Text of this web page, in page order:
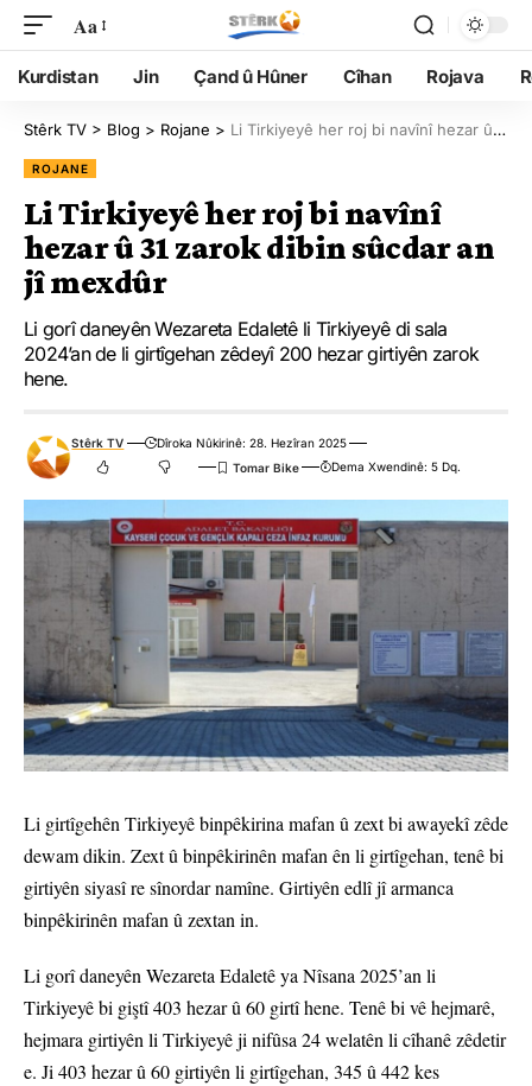
Aa
Kurdistan Jin Çand û Hûner Cîhan Rojava
Stêrk TV > Blog > Rojane > Li Tirkiyeyê her roj bi navînî hezar û 31 zarok dibin sûcdar an jî mexdûr
ROJANE
Li Tirkiyeyê her roj bi navînî
hezar û 31 zarok dibin sûcdar an
jî mexdûr
Li gorî daneyên Wezareta Edaletê li Tirkiyeyê di sala
2024’an de li girtîgehan zêdeyî 200 hezar girtiyên zarok
hene.
Stêrk TV
Dîroka Nûkirinê: 28. Hezîran 2025
Dema Xwendinê: 5 Dq.
Li girtîgehên Tirkiyeyê binpêkirina mafan û zext bi awayekî zêde
dewam dikin. Zext û binpêkirinên mafan ên li girtîgehan, tenê bi
girtiyên siyasî re sînordar namîne. Girtiyên edlî jî armanca
binpêkirinên mafan û zextan in.
Li gorî daneyên Wezareta Edaletê ya Nîsana 2025’an li
Tirkiyeyê bi giştî 403 hezar û 60 girtî hene. Tenê bi vê hejmarê,
hejmara girtiyên li Tirkiyeyê ji nifûsa 24 welatên li cîhanê zêdetir
e. Ji 403 hezar û 60 girtiyên li girtîgehan, 345 û 442 kes